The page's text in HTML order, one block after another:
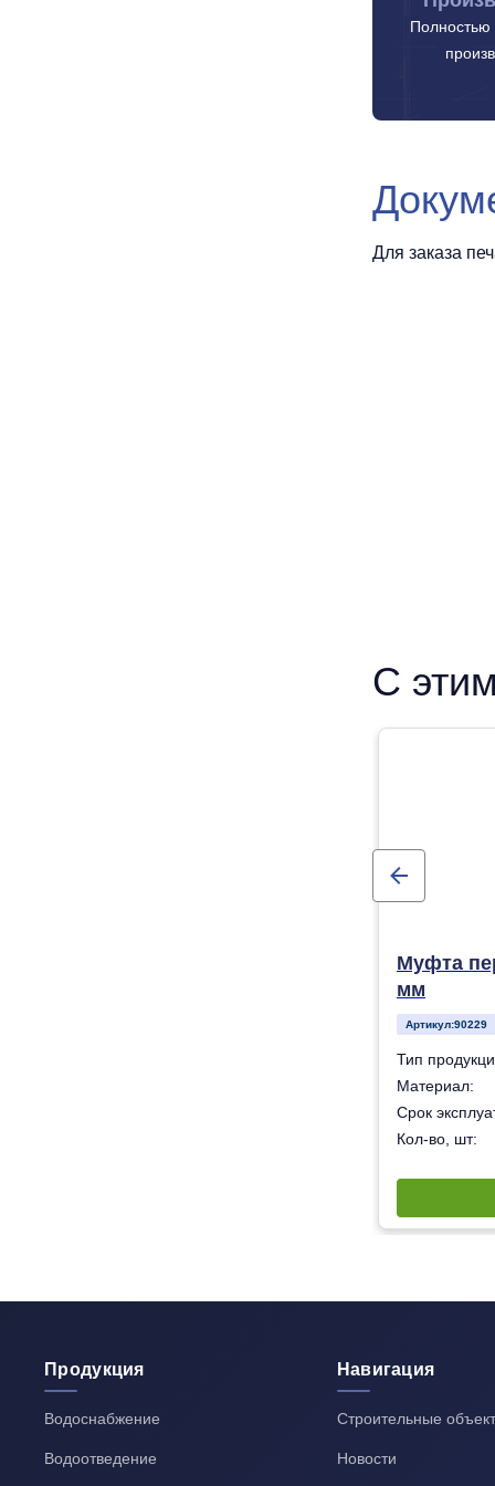
Полностью
Для заказа
С
Муфта
мм
Артикул:90229
Тип
Материал:
Срок
Кол-во, шт:
Продукция
Водоснабжение
Водоотведение
Навигация
Строительные
Новости